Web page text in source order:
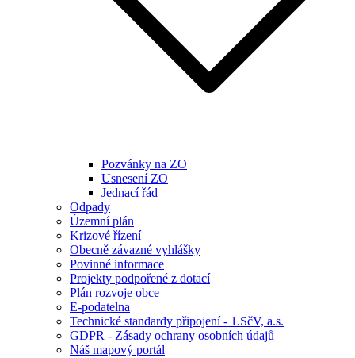
Pozvánky na ZO
Usnesení ZO
Jednací řád
Odpady
Územní plán
Krizové řízení
Obecně závazné vyhlášky
Povinné informace
Projekty podpořené z dotací
Plán rozvoje obce
E-podatelna
Technické standardy připojení - 1.SčV, a.s.
GDPR - Zásady ochrany osobních údajů
Náš mapový portál